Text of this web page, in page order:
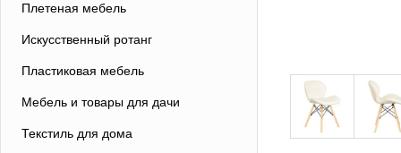
Плетеная мебель
Искусственный ротанг
Пластиковая мебель
Мебель и товары для дачи
Текстиль для дома